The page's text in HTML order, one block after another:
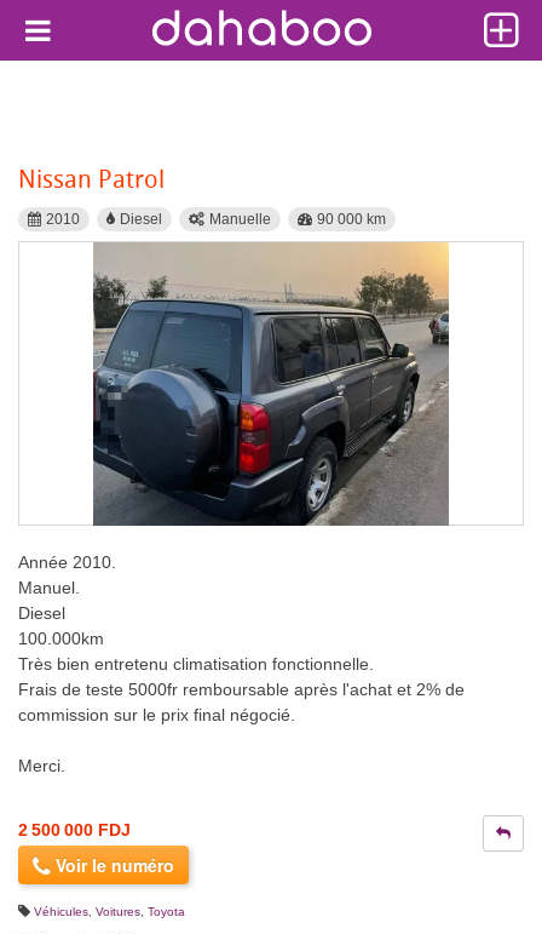
Nissan Patrol
2010 Diesel Manuelle 90 000 km
Année 2010.
Manuel.
Diesel
100.000km
Très bien entretenu climatisation fonctionnelle.
Frais de teste 5000fr remboursable après l'achat et 2% de
commission sur le prix final négocié.
Merci.
2 500 000 FDJ
Voir le numéro
Véhicules Voitures Toyota